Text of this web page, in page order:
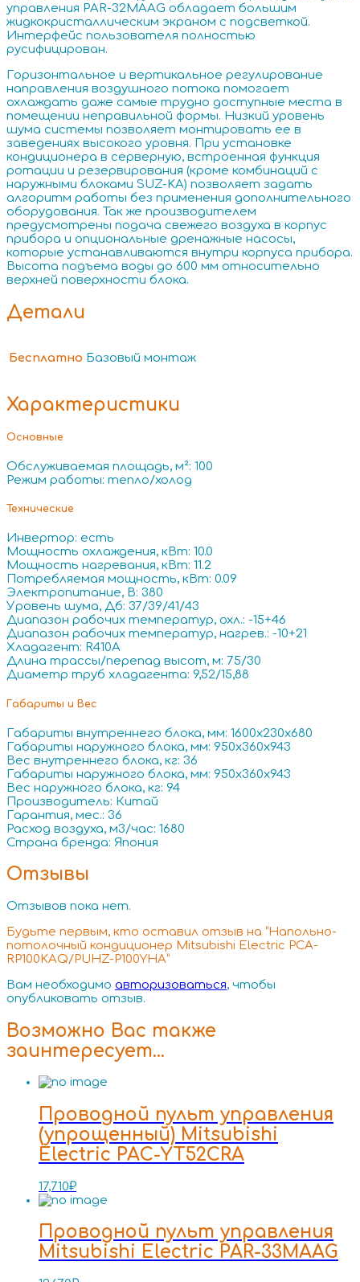
управления PAR-32MAAG обладает большим
жидкокристаллическим экраном с подсветкой.
Интерфейс пользователя полностью
русифицирован.
Горизонтальное и вертикальное регулирование
направления воздушного потока помогает
охлаждать даже самые трудно доступные места в
помещении неправильной формы. Низкий уровень
шума системы позволяет монтировать ее в
заведениях высокого уровня. При установке
кондиционера в серверную, встроенная функция
ротации и резервирования (кроме комбинаций с
наружными блоками SUZ-KA) позволяет задать
алгоритм работы без применения дополнительного
оборудования. Так же производителем
предусмотрены подача свежего воздуха в корпус
прибора и опциональные дренажные насосы,
которые устанавливаются внутри корпуса прибора.
Высота подъема воды до 600 мм относительно
верхней поверхности блока.
Детали
Бесплатно Базовый монтаж
Характеристики
Основные
Обслуживаемая площадь, м²: 100
Режим работы: тепло/холод
Технические
Инвертор: есть
Мощность охлаждения, кВт: 10.0
Мощность нагревания, кВт: 11.2
Потребляемая мощность, кВт: 0.09
Электропитание, В: 380
Уровень шума, Дб: 37/39/41/43
Диапазон рабочих температур, охл.: -15+46
Диапазон рабочих температур, нагрев.: -10+21
Хладагент: R410A
Длина трассы/перепад высот, м: 75/30
Диаметр труб хладагента: 9,52/15,88
Габариты и Вес
Габариты внутреннего блока, мм: 1600x230x680
Габариты наружного блока, мм: 950x360x943
Вес внутреннего блока, кг: 36
Габариты наружного блока, мм: 950x360x943
Вес наружного блока, кг: 94
Производитель: Китай
Гарантия, мес.: 36
Расход воздуха, м3/час: 1680
Страна бренда: Япония
Отзывы
Отзывов пока нет.
Будьте первым, кто оставил отзыв на “Напольно-
потолочный кондиционер Mitsubishi Electric PCA-
RP100KAQ/PUHZ-P100YHA”
Вам необходимо авторизоваться, чтобы
опубликовать отзыв.
Возможно Вас также
заинтересует…
Проводной пульт управления
(упрощенный) Mitsubishi
Electric PAC-YT52CRA
17,710₽
Проводной пульт управления
Mitsubishi Electric PAR-33MAAG